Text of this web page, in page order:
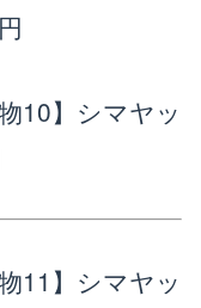
物10】シマヤッ
物11】シマヤッ